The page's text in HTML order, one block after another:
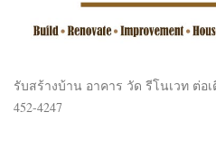
รับสร้างบ้าน อาคาร วัด รีโนเวท ต่อ
452-4247